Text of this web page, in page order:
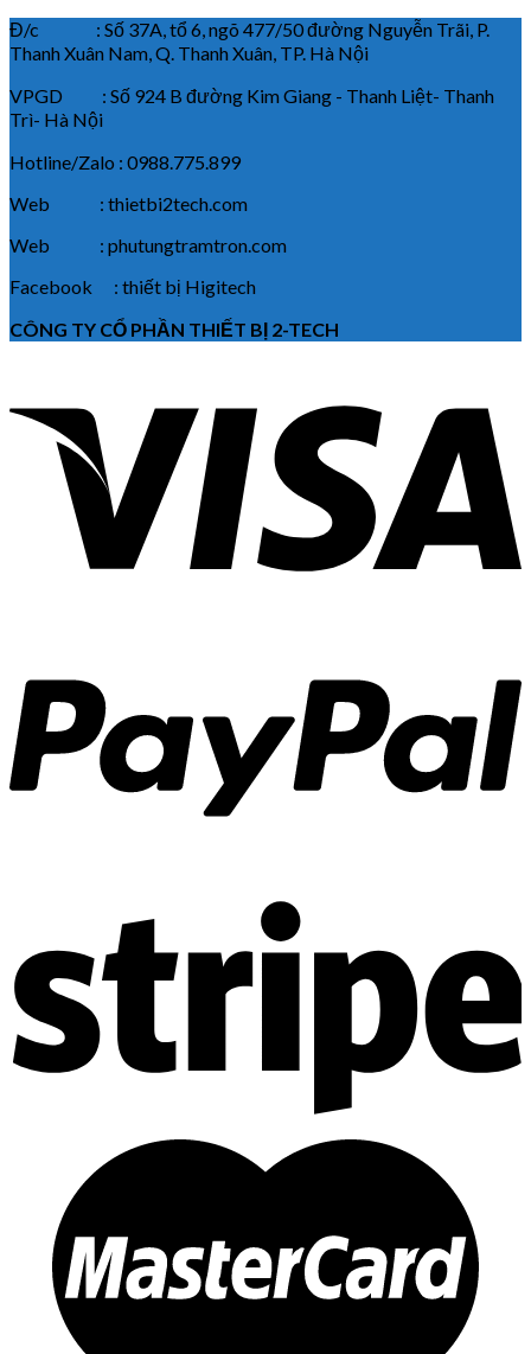
Đ/c : Số 37A, tổ 6, ngõ 477/50 đường Nguyễn Trãi, P.
Thanh Xuân Nam, Q. Thanh Xuân, TP. Hà Nội
VPGD : Số 924 B đường Kim Giang - Thanh Liệt- Thanh
Trì- Hà Nội
Hotline/Zalo : 0988.775.899
Web : thietbi2tech.com
Web : phutungtramtron.com
Facebook : thiết bị Higitech
CÔNG TY CỔ PHẦN THIẾT BỊ 2-TECH